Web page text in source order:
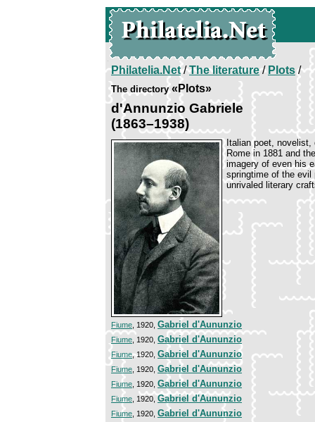
Philatelia.Net/The literature/ Plots/
The directory«Plots»
d'Annunzio Gabriele
(1863–1938)
Italian poet,
Rome in 1881 and
imagery of even his
springtime of the evil
unrivaled literary
Fiume , 1920, Gabriel d'Aununzio
Fiume , 1920, Gabriel d'Aununzio
Fiume, 1920, Gabriel d'Aununzio
Fiume , 1920, Gabriel d'Aununzio
Fiume , 1920, Gabriel d'Aununzio
Fiume , 1920, Gabriel d'Aununzio
Fiume , 1920, Gabriel d'Aununzio